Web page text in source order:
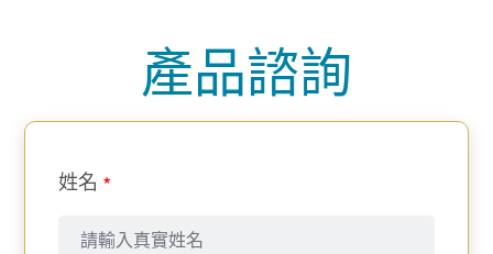
產品諮詢
姓名 *